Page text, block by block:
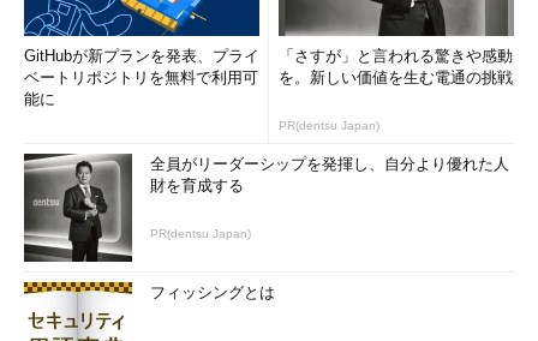
GitHubが新プランを発表、プライ
ベートリポジトリを無料で利用可
能に
「さすが」と言われる驚きや感動
を。新しい価値を生む電通の挑戦
PR(dentsu Japan)
全員がリーダーシップを発揮し、自分より優れた人
財を育成する
PR(dentsu Japan)
フィッシングとは